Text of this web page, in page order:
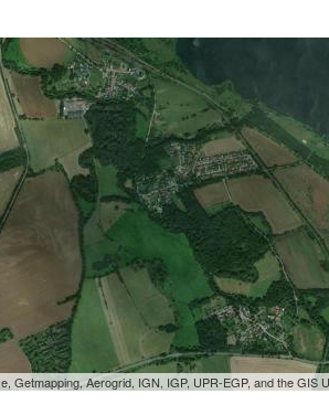
Aerogrid, IGN, IGP, UPR-EGP, and the GIS